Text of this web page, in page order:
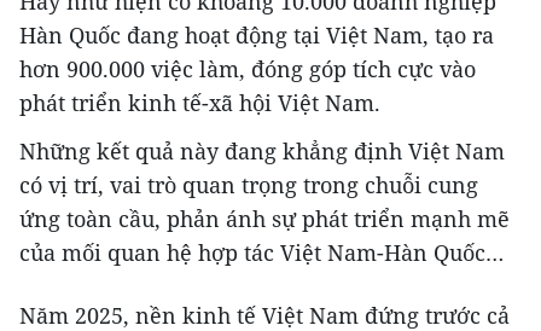
Hàn Quốc đang hoạt động tại Việt Nam, tạo ra
hơn 900.000 việc làm, đóng góp tích cực vào
phát triển kinh tế-xã hội Việt Nam.
Những kết quả này đang khẳng định Việt Nam
có vị trí, vai trò quan trọng trong chuỗi cung
ứng toàn cầu, phản ánh sự phát triển mạnh mẽ
của mối quan hệ hợp tác Việt Nam-Hàn Quốc…
Năm 2025, nền kinh tế Việt Nam đứng trước cả